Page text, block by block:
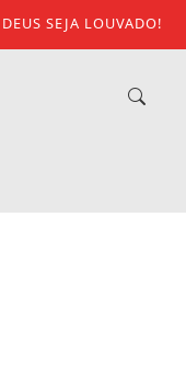
DEUS SEJA LOUVADO!